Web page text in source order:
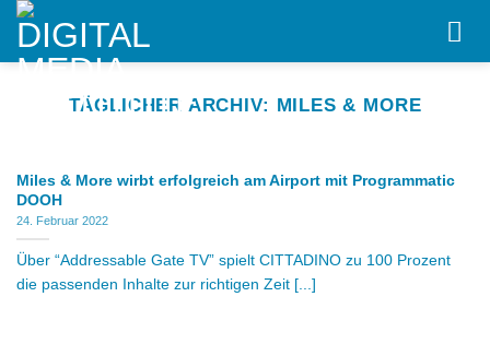
Skip
content
TÄGLICHER ARCHIV: MILES & MORE
Miles & More wirbt erfolgreich am Airport mit Programmatic
DOOH
24. Februar 2022
Über “Addressable Gate TV” spielt CITTADINO zu 100 Prozent
die passenden Inhalte zur richtigen Zeit [...]